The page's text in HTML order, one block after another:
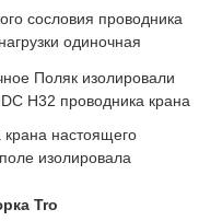
сословия проводника
одиночная
Поляк изолировали
H32 проводника крана
крана настоящего
изолировала
Tro